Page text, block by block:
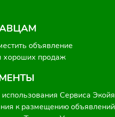
объявление
хороших продаж
Сервиса Экойя
к размещению объявлений